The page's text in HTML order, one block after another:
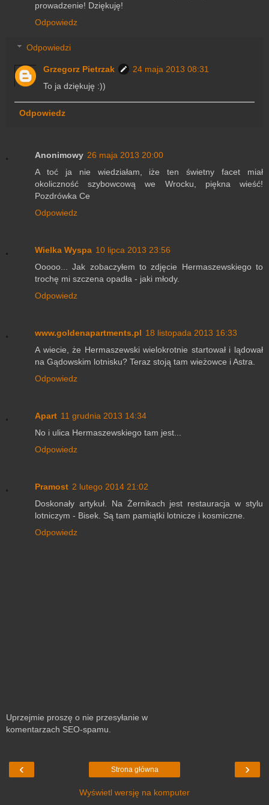
prowadzenie! Dziękuję!
Odpowiedz
Odpowiedzi
Grzegorz Pietrzak
24 maja 2013 08:31
To ja dziękuję :))
Odpowiedz
Anonimowy 26 maja 2013 20:00
A toć ja nie wiedziałam, iże ten świetny facet miał
okoliczność szybowcową we Wrocku, piękna wieść!
Pozdrówka Ce
Odpowiedz
Wielka Wyspa 10 lipca 2013 23:56
Ooooo... Jak zobaczyłem to zdjęcie Hermaszewskiego to
trochę mi szczena opadła - jaki młody.
Odpowiedz
www.goldenapartments.pl 18 listopada 2013 16:33
A wiecie, że Hermaszewski wielokrotnie startował i lądował
na Gądowskim lotnisku? Teraz stoją tam wieżowce i Astra.
Odpowiedz
Apart 11 grudnia 2013 14:34
No i ulica Hermaszewskiego tam jest...
Odpowiedz
Pramost 2 lutego 2014 21:02
Doskonały artykuł. Na Żernikach jest restauracja w stylu
lotniczym - Bisek. Są tam pamiątki lotnicze i kosmiczne.
Odpowiedz
Uprzejmie proszę o nie przesyłanie w
komentarzach SEO-spamu.
‹ ›
Strona główna
Wyświetl wersję na komputer